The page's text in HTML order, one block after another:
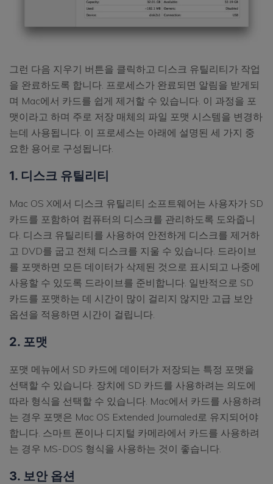
그런 다음 지우기 버튼을 클릭하고 디스크 유틸리티가 작업
을 완료하도록 합니다. 프로세스가 완료되면 알림을 받게되
며 Mac에서 카드를 쉽게 제거할 수 있습니다. 이 과정을 포
맷이라고 하며 주로 저장 매체의 파일 포맷 시스템을 변경하
는데 사용됩니다. 이 프로세스는 아래에 설명된 세 가지 중
요한 용어로 구성됩니다.
1. 디스크 유틸리티
Mac OS X에서 디스크 유틸리티 소프트웨어는 사용자가 SD
카드를 포함하여 컴퓨터의 디스크를 관리하도록 도와줍니
다. 디스크 유틸리티를 사용하여 안전하게 디스크를 제거하
고 DVD를 굽고 전체 디스크를 지울 수 있습니다. 드라이브
를 포맷하면 모든 데이터가 삭제된 것으로 표시되고 나중에
사용할 수 있도록 드라이브를 준비합니다. 일반적으로 SD
카드를 포맷하는 데 시간이 많이 걸리지 않지만 고급 보안
옵션을 적용하면 시간이 걸립니다.
2. 포맷
포맷 메뉴에서 SD 카드에 데이터가 저장되는 특정 포맷을
선택할 수 있습니다. 장치에 SD 카드를 사용하려는 의도에
따라 형식을 선택할 수 있습니다. Mac에서 카드를 사용하려
는 경우 포맷은 Mac OS Extended Journaled로 유지되어야
합니다. 스마트 폰이나 디지털 카메라에서 카드를 사용하려
는 경우 MS-DOS 형식을 사용하는 것이 좋습니다.
3. 보안 옵션